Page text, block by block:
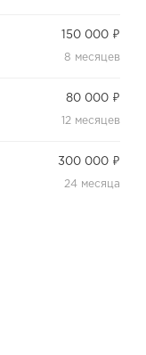
150 000 ₽
8 месяцев
80 000 ₽
12 месяцев
300 000 ₽
24 месяца